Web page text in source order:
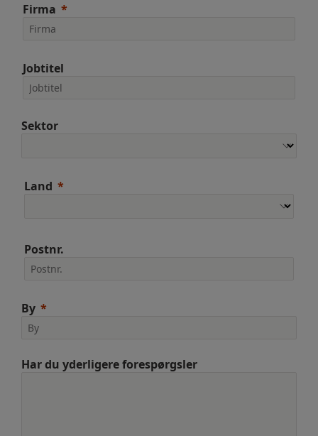
Firma
Jobtitel
Sektor
Land
Postnr.
By
Har du yderligere forespørgsler